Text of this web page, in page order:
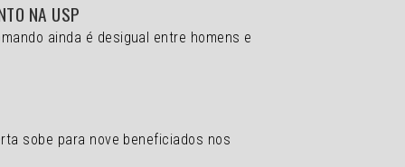
NA USP
ainda é desigual entre homens e
sobe para nove beneficiados nos